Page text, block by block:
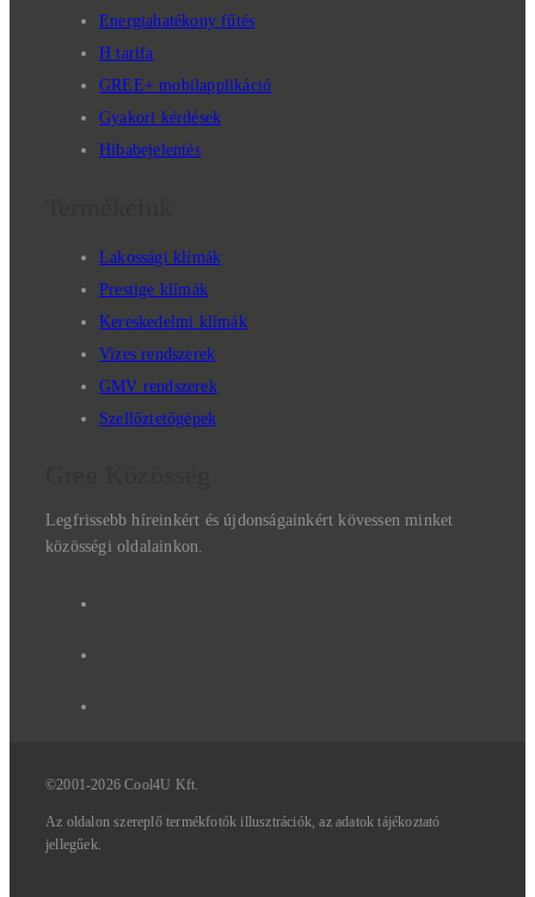
Energiahatékony fűtés
H tarifa
GREE+ mobilapplikáció
Gyakori kérdések
Hibabejelentés
Lakossági klímák
Prestige klímák
Kereskedelmi klímák
Vizes rendszerek
GMV rendszerek
Szellőztetőgépek
Legfrissebb híreinkért és újdonságainkért kövessen minket
közösségi oldalainkon.
©2001-2026 Cool4U Kft.
Az oldalonszereplőtermékfotókillusztrációk,azadatoktájékoztató
jellegűek.